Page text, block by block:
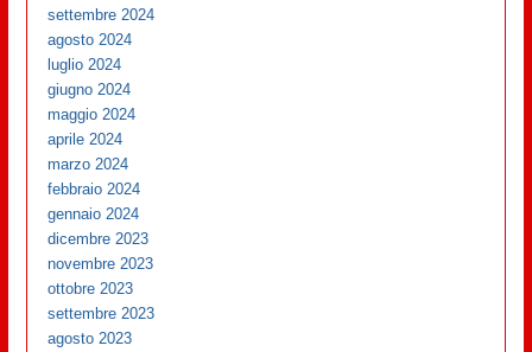
settembre 2024
agosto 2024
luglio 2024
giugno 2024
maggio 2024
aprile 2024
marzo 2024
febbraio 2024
gennaio 2024
dicembre 2023
novembre 2023
ottobre 2023
settembre 2023
agosto 2023